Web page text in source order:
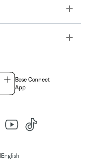
Toggle
Toggle
Bose Connect
App
English